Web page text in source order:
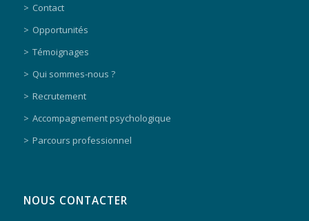
Contact
Opportunités
Témoignages
Qui sommes-nous ?
Recrutement
Accompagnement psychologique
Parcours professionnel
NOUS CONTACTER